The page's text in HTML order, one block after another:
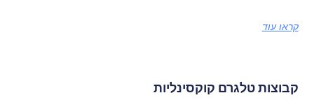
קראו עוד
קבוצות טלגרם קוקסינליות